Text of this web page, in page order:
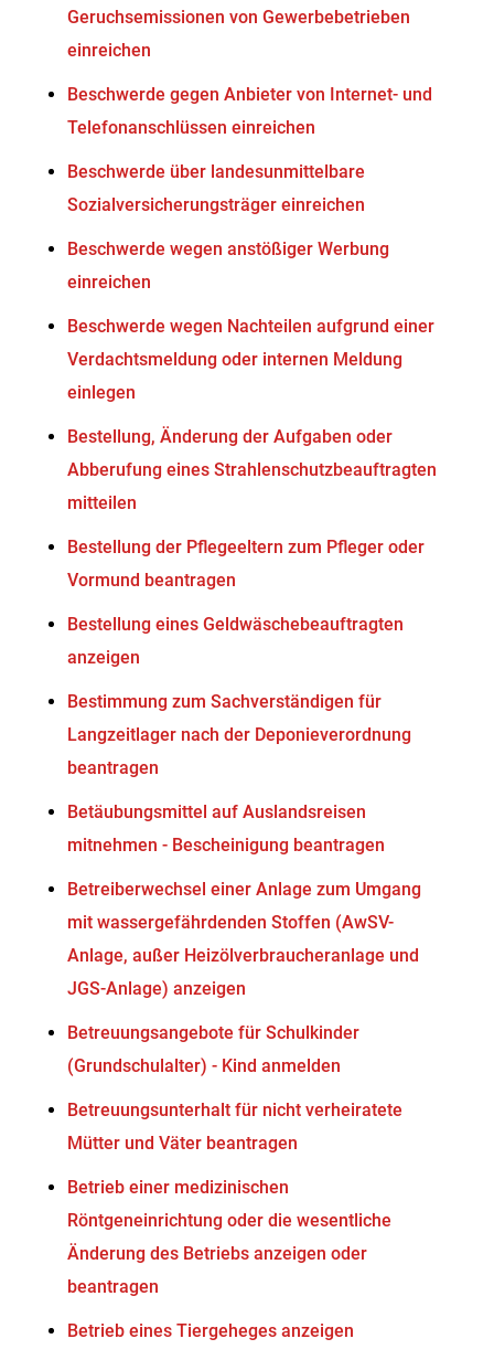
Geruchsemissionen von Gewerbebetrieben
einreichen
Beschwerde gegen Anbieter von Internet- und
Telefonanschlüssen einreichen
Beschwerde über landesunmittelbare
Sozialversicherungsträger einreichen
Beschwerde wegen anstößiger Werbung
einreichen
Beschwerde wegen Nachteilen aufgrund einer
Verdachtsmeldung oder internen Meldung
einlegen
Bestellung, Änderung der Aufgaben oder
Abberufung eines Strahlenschutzbeauftragten
mitteilen
Bestellung der Pflegeeltern zum Pfleger oder
Vormund beantragen
Bestellung eines Geldwäschebeauftragten
anzeigen
Bestimmung zum Sachverständigen für
Langzeitlager nach der Deponieverordnung
beantragen
Betäubungsmittel auf Auslandsreisen
mitnehmen - Bescheinigung beantragen
Betreiberwechsel einer Anlage zum Umgang
mit wassergefährdenden Stoffen (AwSV-
Anlage, außer Heizölverbraucheranlage und
JGS-Anlage) anzeigen
Betreuungsangebote für Schulkinder
(Grundschulalter) - Kind anmelden
Betreuungsunterhalt für nicht verheiratete
Mütter und Väter beantragen
Betrieb einer medizinischen
Röntgeneinrichtung oder die wesentliche
Änderung des Betriebs anzeigen oder
beantragen
Betrieb eines Tiergeheges anzeigen